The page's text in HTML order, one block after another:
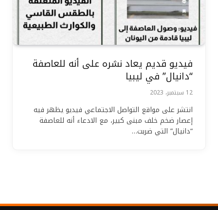
فيديو قديم يعاد نشره على أنه للعاصفة
“دانيال” في ليبيا
12 سبتمبر، 2023
انتشر على مواقع التواصل الاجتماعي فيديو يظهر فيه
إعصار ضخم خلف مبنى كبير، مع الادعاء أنه للعاصفة
“دانيال” التي ضربت…